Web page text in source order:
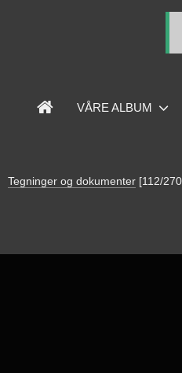
VÅRE ALBUM
Tegninger og dokumenter [112/